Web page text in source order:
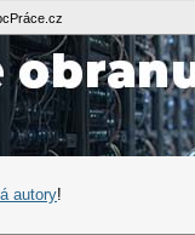
autory!